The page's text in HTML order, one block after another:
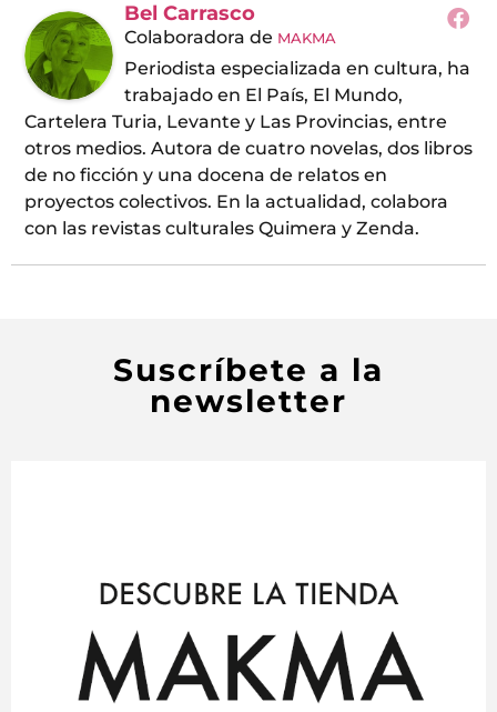
Bel Carrasco
Colaboradora de MAKMA
Periodista especializada en cultura, ha
trabajado en El País, El Mundo,
Cartelera Turia, Levante y Las Provincias, entre
otros medios. Autora de cuatro novelas, dos libros
de no ficción y una docena de relatos en
proyectos colectivos. En la actualidad, colabora
con las revistas culturales Quimera y Zenda.
Suscríbete a la
newsletter